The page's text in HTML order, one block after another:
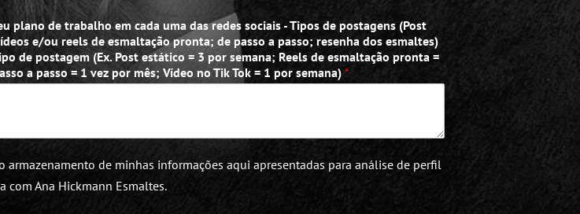
plano de trabalho em cada uma das redes sociais - Tipos de postagens (Post
e/ou reels de esmaltação pronta; de passo a passo; resenha dos esmaltes)
de postagem (Ex. Post estático = 3 por semana; Reels de esmaltação pronta =
a passo = 1 vez por mês; Vídeo no Tik Tok = 1 por semana)*
armazenamento de minhas informações aqui apresentadas para análise de perfil
com Ana Hickmann Esmaltes.